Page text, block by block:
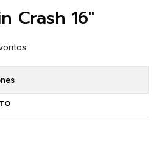
Crash 16"